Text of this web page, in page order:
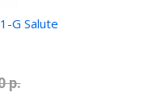
G Salute
р.